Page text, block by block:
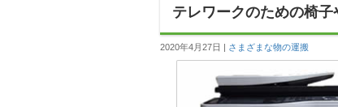
テレワークのための椅
2020年4月27日 さまざまな物の運搬